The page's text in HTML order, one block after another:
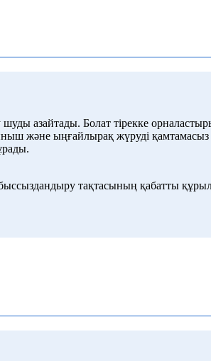
азайтады. Болат тірекке
және ыңғайлырақ жүруді қамтамасыз
тақтасының қабатты